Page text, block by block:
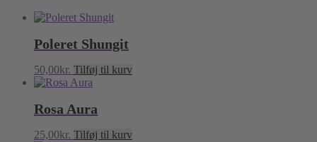
Poleret Shungit
50,00kr. Tilføj til kurv
Rosa Aura
25,00kr. Tilføj til kurv